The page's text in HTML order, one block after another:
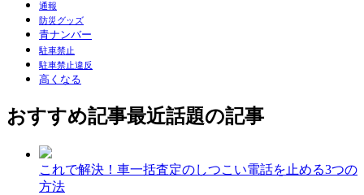
通報
防災グッズ
青ナンバー
駐車禁止
駐車禁止違反
高くなる
おすすめ記事最近話題の記事
これで解決！車一括査定のしつこい電話を止める3つの
方法